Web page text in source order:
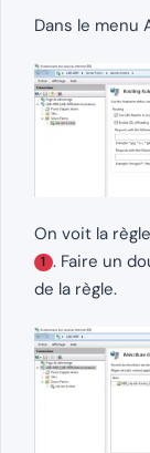
Dans le menu
On voit la
1 . Faire un
de la règle.